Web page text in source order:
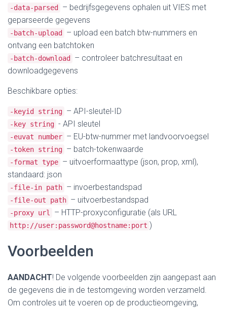
-data-parsed
– bedrijfsgegevens ophalen uit VIES met
geparseerde gegevens
-batch-upload
– upload een batch btw-nummers en
ontvang een batchtoken
-batch-download
– controleer batchresultaat en
downloadgegevens
Beschikbare opties:
-keyid string – API-sleutel-ID
-key string - API sleutel
-euvat number – EU-btw-nummer met landvoorvoegsel
-token string – batch-tokenwaarde
-format type – uitvoerformaattype (json, prop, xml),
standaard: json
-file-in path – invoerbestandspad
-file-out path – uitvoerbestandspad
-proxy url – HTTP-proxyconfiguratie (als URL
http://user:password@hostname:port )
Voorbeelden
AANDACHT! De volgende voorbeelden zijn aangepast aan
de gegevens die in de testomgeving worden verzameld.
Om controles uit te voeren op de productieomgeving,